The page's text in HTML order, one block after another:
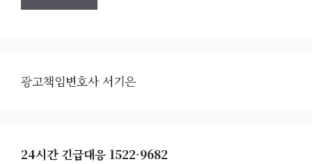
광고책임변호사 서기은
24시간 긴급대응 1522-9682